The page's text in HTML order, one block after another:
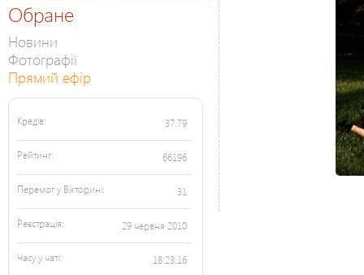
Обране
Новини
Фотографії
Прямий ефір
Кредів: 37.79
Рейтинг: 66196
Перемог у Вікторині: 31
Реєстрація: 29 червня 2010
Часу у чаті: 18:23:16